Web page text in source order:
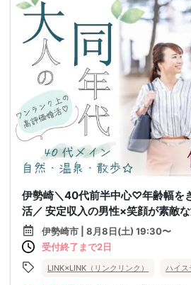
伊勢崎＼40代前半中心♡年齢幅を
活／ 安定収入の男性×笑顔が素敵
伊勢崎市 | 8月8日(土) 19:30〜
受付終了まで2日
LINK×LINK（リンクリンク） ハイス